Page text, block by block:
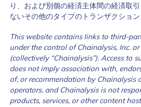
り、および別個の経済主体間の経済取
ないその他のタイプのトランザクション
This website contains links to third-
under the control of Chainalysis, Inc.
(collectively “Chainalysis”). Access to
does not imply association with,
of, or recommendation by Chainalysis
operators, and Chainalysis is not
products, services, or other content